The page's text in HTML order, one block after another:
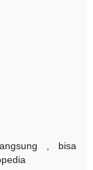
, bisa